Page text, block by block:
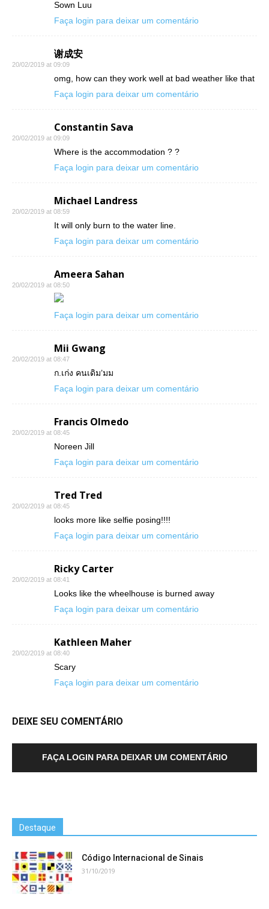
Sown Luu
Faça login para deixar um comentário
谢成安
20/02/2019 at 09:09
omg, how can they work well at bad weather like that
Faça login para deixar um comentário
Constantin Sava
20/02/2019 at 09:09
Where is the accommodation ? ?
Faça login para deixar um comentário
Michael Landress
20/02/2019 at 08:59
It will only burn to the water line.
Faça login para deixar um comentário
Ameera Sahan
20/02/2019 at 08:50
Faça login para deixar um comentário
Mii Gwang
20/02/2019 at 08:47
ก.เก่ง คนเดิม’มม
Faça login para deixar um comentário
Francis Olmedo
20/02/2019 at 08:45
Noreen Jill
Faça login para deixar um comentário
Tred Tred
20/02/2019 at 08:45
looks more like selfie posing!!!!
Faça login para deixar um comentário
Ricky Carter
20/02/2019 at 08:41
Looks like the wheelhouse is burned away
Faça login para deixar um comentário
Kathleen Maher
20/02/2019 at 08:40
Scary
Faça login para deixar um comentário
DEIXE SEU COMENTÁRIO
FAÇA LOGIN PARA DEIXAR UM COMENTÁRIO
Destaque
Código Internacional de Sinais
31/10/2019